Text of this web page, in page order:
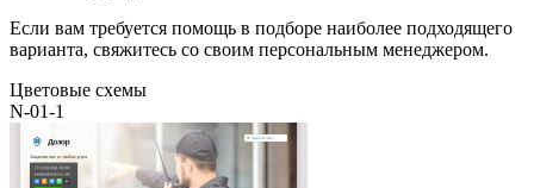
Если вам требуется помощь в подборе наиболее подходящего
варианта, свяжитесь со своим персональным менеджером.
Цветовые схемы
N-01-1